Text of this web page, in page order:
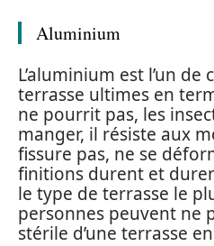
Aluminium
L’aluminium est l’un
terrasse ultimes en
ne pourrit pas, les
manger, il résiste aux
fissure pas, ne se
finitions durent et
le type de terrasse le
personnes peuvent ne
stérile d’une terrasse